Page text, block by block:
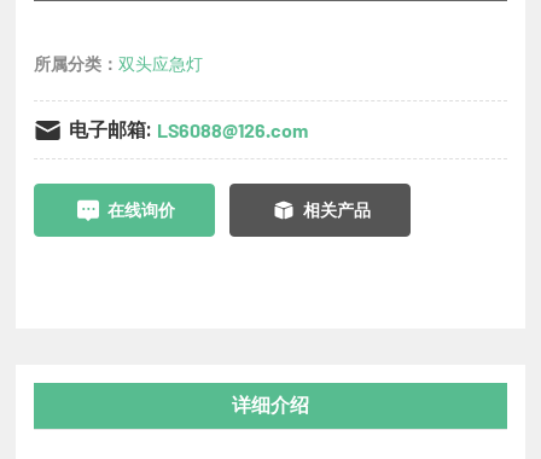
所属分类：双头应急灯
电子邮箱: LS6088@126.com
在线询价 相关产品
详细介绍